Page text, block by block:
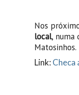
Nos
local, numa
Matosinhos.
Link: Checa